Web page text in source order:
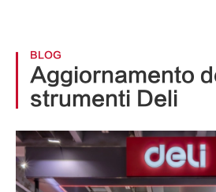
BLOG
Aggiornamento
strumenti Deli